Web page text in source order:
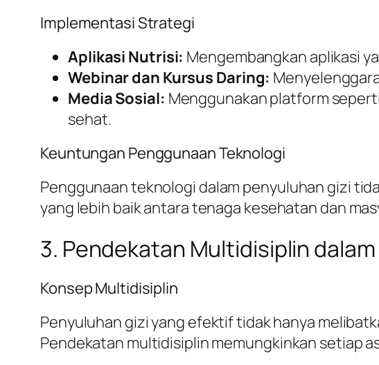
Implementasi Strategi
Aplikasi Nutrisi: Mengembangkan aplikasi
Webinar dan Kursus Daring:
Media Sosial: Menggunakan platform
sehat.
Keuntungan Penggunaan Teknologi
Penggunaan teknologi dalam penyuluhan gizi
yang lebih baik antara tenaga kesehatan dan
3. Pendekatan Multidisiplin
Konsep Multidisiplin
Penyuluhan gizi yang efektif tidak hanya
Pendekatan multidisiplin memungkinkan setiap